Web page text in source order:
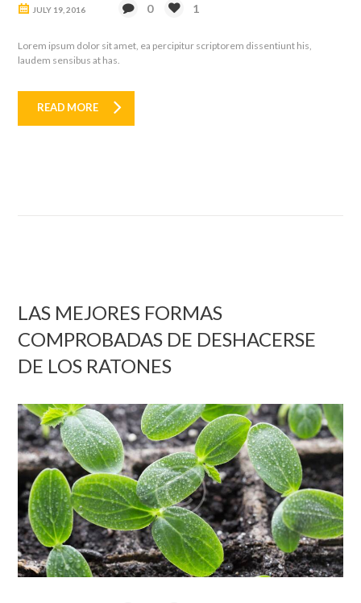
JULY 19, 2016 0 1
Lorem ipsum dolor sit amet, ea percipitur scriptorem dissentiunt his,
laudem sensibus at has.
READ MORE
LAS MEJORES FORMAS
COMPROBADAS DE DESHACERSE
DE LOS RATONES